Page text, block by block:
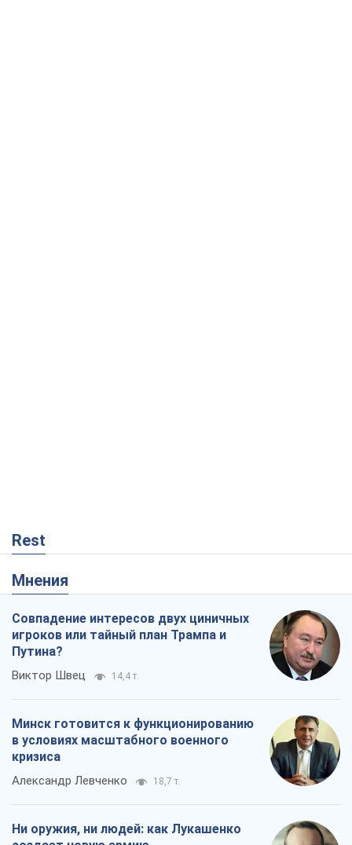
Rest
Мнения
Совпадение интересов двух циничных
игроков или тайный план Трампа и
Путина?
Виктор Швец 14,4 т.
Минск готовится к функционированию
в условиях масштабного военного
кризиса
Александр Левченко 18,7 т.
Ни оружия, ни людей: как Лукашенко